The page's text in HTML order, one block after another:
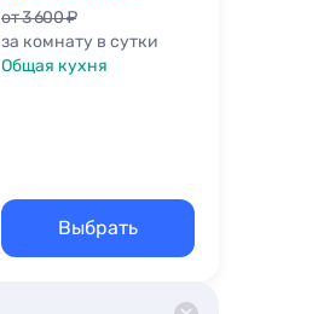
от 3 600 ₽
за комнату в сутки
Общая кухня
Выбрать